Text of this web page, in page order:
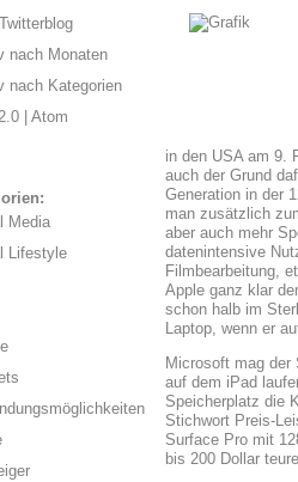
in den USA am 9.
auch der Grund
Generation in der
man zusätzlich
aber auch mehr
datenintensive
Filmbearbeitung,
Apple ganz klar
schon halb im
Laptop, wenn er
Microsoft mag der
auf dem iPad
Speicherplatz die
Stichwort Preis-
Surface Pro mit
bis 200 Dollar
nach Monaten
nach Kategorien
| Atom
Media
Lifestyle